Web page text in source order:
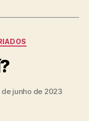
de junho de 2023